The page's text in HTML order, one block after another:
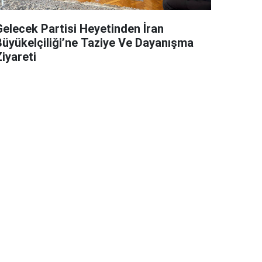
Partisi Heyetinden İran
Taziye Ve Dayanışma